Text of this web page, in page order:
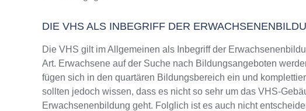
DIE VHS ALS INBEGRIFF DER
Die VHS gilt im Allgemeinen als Inbegriff der
Art. Erwachsene auf der Suche nach Bildungsangeboten
fügen sich in den quartären Bildungsbereich ein und
sollten jedoch wissen, dass es nicht so sehr um das VHS-
Erwachsenenbildung geht. Folglich ist es auch nicht